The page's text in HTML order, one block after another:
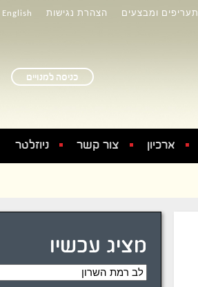
תעריפים ומבצעים הצהרת נגישות English
כניסה למנויים
ארכיון צור קשר ניוזלטר
מציג עכשיו